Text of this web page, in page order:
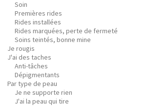
Soin
Premières rides
Rides installées
Rides marquées, perte de fermeté
Soins teintés, bonne mine
Je rougis
J'ai des taches
Anti-tâches
Dépigmentants
Par type de peau
Je ne supporte rien
J'ai la peau qui tire